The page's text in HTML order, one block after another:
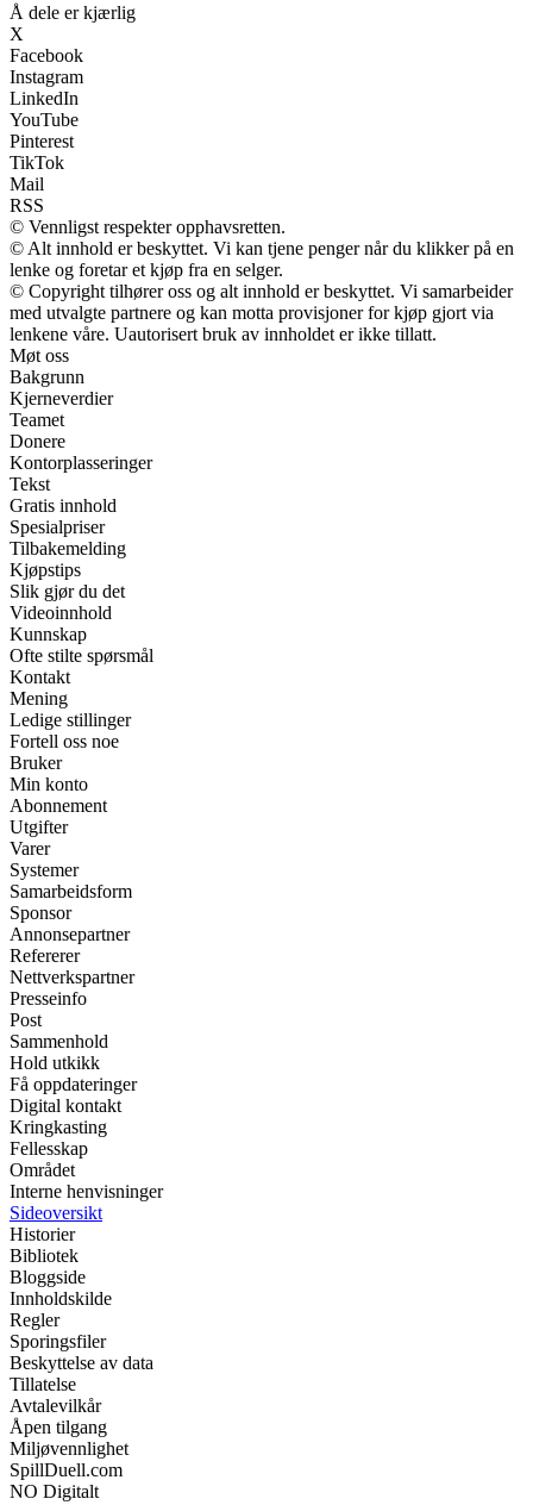
Å dele er kjærlig
X
Facebook
Instagram
LinkedIn
YouTube
Pinterest
TikTok
Mail
RSS
© Vennligst respekter opphavsretten.
© Alt innhold er beskyttet. Vi kan tjene penger når du klikker på en
lenke og foretar et kjøp fra en selger.
© Copyright tilhører oss og alt innhold er beskyttet. Vi samarbeider
med utvalgte partnere og kan motta provisjoner for kjøp gjort via
lenkene våre. Uautorisert bruk av innholdet er ikke tillatt.
Møt oss
Bakgrunn
Kjerneverdier
Teamet
Donere
Kontorplasseringer
Tekst
Gratis innhold
Spesialpriser
Tilbakemelding
Kjøpstips
Slik gjør du det
Videoinnhold
Kunnskap
Ofte stilte spørsmål
Kontakt
Mening
Ledige stillinger
Fortell oss noe
Bruker
Min konto
Abonnement
Utgifter
Varer
Systemer
Samarbeidsform
Sponsor
Annonsepartner
Refererer
Nettverkspartner
Presseinfo
Post
Sammenhold
Hold utkikk
Få oppdateringer
Digital kontakt
Kringkasting
Fellesskap
Området
Interne henvisninger
Sideoversikt
Historier
Bibliotek
Bloggside
Innholdskilde
Regler
Sporingsfiler
Beskyttelse av data
Tillatelse
Avtalevilkår
Åpen tilgang
Miljøvennlighet
SpillDuell.com
NO Digitalt